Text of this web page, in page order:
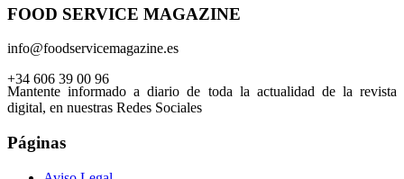
FOOD SERVICE MAGAZINE
info@foodservicemagazine.es
+34 606 39 00 96
Mantente informado a diario de toda la actualidad de la revista
digital, en nuestras Redes Sociales
Páginas